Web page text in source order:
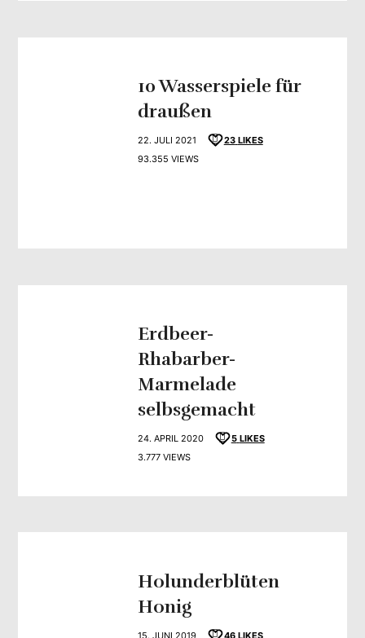
10 Wasserspiele für
draußen
22. JULI 2021 23 LIKES
93.355 VIEWS
Erdbeer-
Rhabarber-
Marmelade
selbsgemacht
24. APRIL 2020 5 LIKES
3.777 VIEWS
Holunderblüten
Honig
15. JUNI 2019 46 LIKES